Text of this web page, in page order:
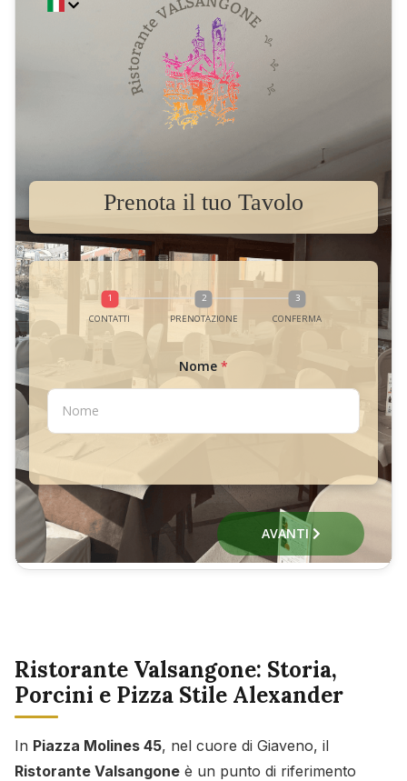
Ristorante Valsangone: Storia,
Porcini e Pizza Stile Alexander
In Piazza Molines 45, nel cuore di Giaveno, il
Ristorante Valsangone è un punto di riferimento